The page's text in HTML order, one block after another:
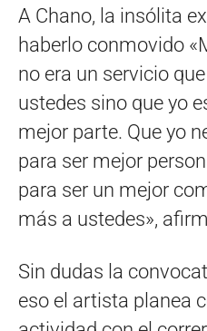
A Chano, la insólita
haberlo conmovido
no era un servicio
ustedes sino que yo
mejor parte. Que yo
para ser mejor
para ser un mejor
más a ustedes»,
Sin dudas la
eso el artista planea